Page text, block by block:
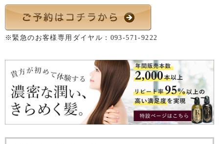
※緊急のお客様専用ダイヤル： 093-571-9222